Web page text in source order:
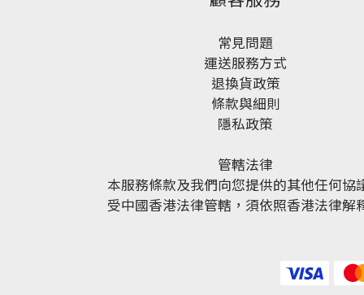
常見問題
運送服務方式
退換貨政策
條款與細則
隱私政策
管轄法律
本服務條款及我們向您提供的其他任何協
受中國香港法律管轄，須依照香港法律解